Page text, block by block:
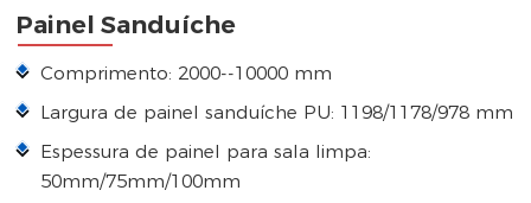
Painel Sanduíche
Comprimento: 2000--10000 mm
Largura de painel sanduíche PU: 1198/1178/978 mm
Espessura de painel para sala limpa:
50mm/75mm/100mm